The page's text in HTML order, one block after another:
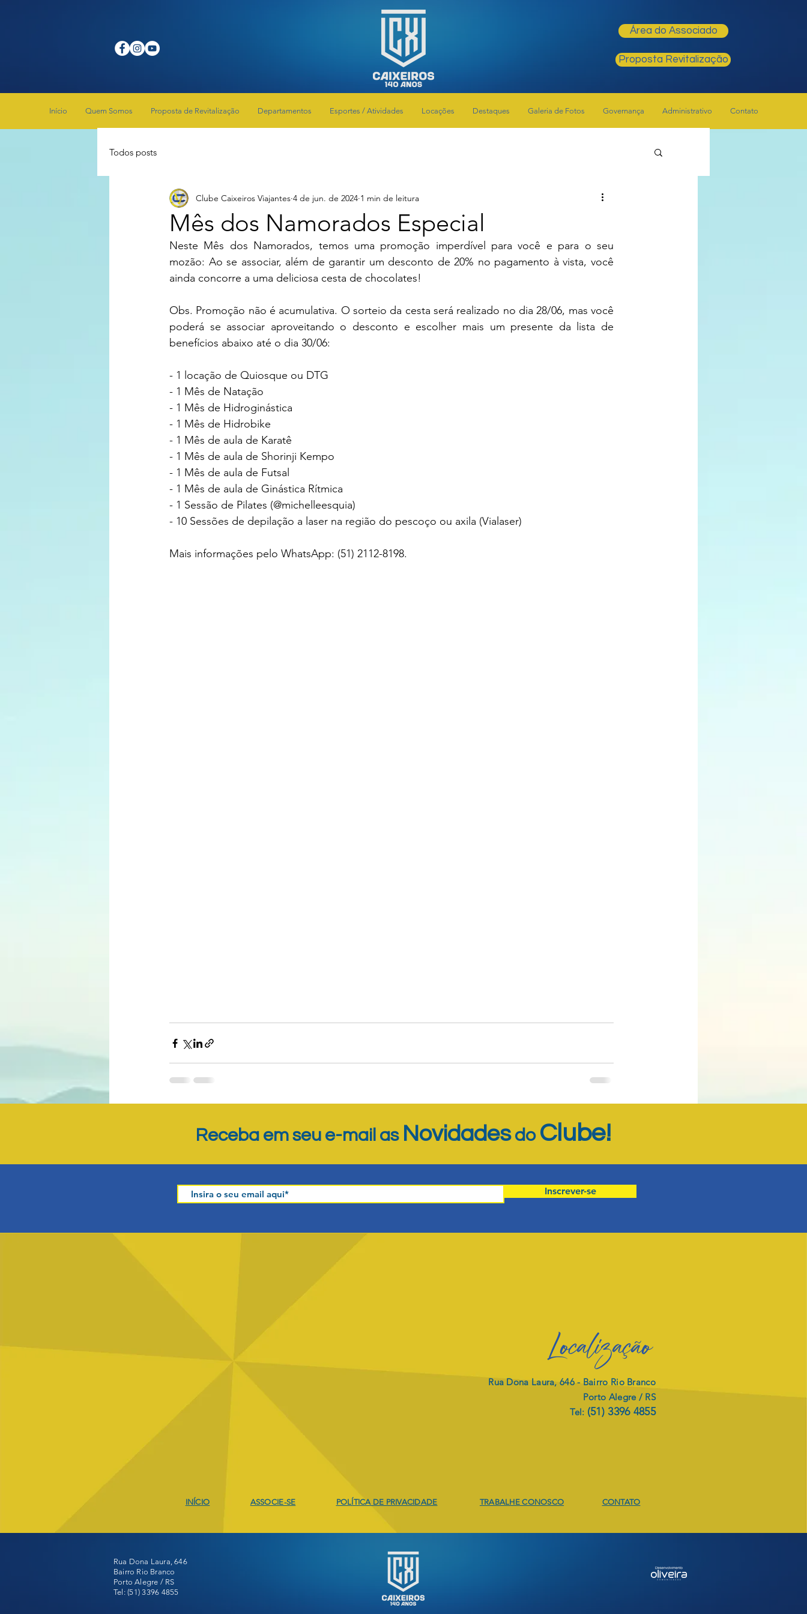
Área do Associado
Proposta Revitalização
Início Quem Somos Proposta de Revitalização Departamentos Esportes / Atividades Locações Destaques Galeria de Fotos Governança Administrativo Contato
Todos posts
Mês dos Namorados Especial
Clube Caixeiros Viajantes 4 de jun. de 2024 1 min de leitura
Neste Mês dos Namorados, temos uma promoção imperdível para você e para o seu
mozão: Ao se associar, além de garantir um desconto de 20% no pagamento à vista, você
ainda concorre a uma deliciosa cesta de chocolates!
Obs. Promoção não é acumulativa. O sorteio da cesta será realizado no dia 28/06, mas você
poderá se associar aproveitando o desconto e escolher mais um presente da lista de
benefícios abaixo até o dia 30/06:
- 1 locação de Quiosque ou DTG
- 1 Mês de Natação
- 1 Mês de Hidroginástica
- 1 Mês de Hidrobike
- 1 Mês de aula de Karatê
- 1 Mês de aula de Shorinji Kempo
- 1 Mês de aula de Futsal
- 1 Mês de aula de Ginástica Rítmica
- 1 Sessão de Pilates (@michelleesquia)
- 10 Sessões de depilação a laser na região do pescoço ou axila (Vialaser)
Mais informações pelo WhatsApp: (51) 2112-8198.
Receba em seu e-mail as Novidadesdo Clube!
Inscrever-se
INÍCIO ASSOCIE-SE POLÍTICA DE PRIVACIDADE
Localização
Rua Dona Laura, 646 - Bairro Rio Branco
Porto Alegre / RS
Tel: (51) 3396 4855
TRABALHE CONOSCO CONTATO
Rua Dona Laura, 646
Bairro Rio Branco
Porto Alegre / RS
​​Tel: (51) 3396 4855